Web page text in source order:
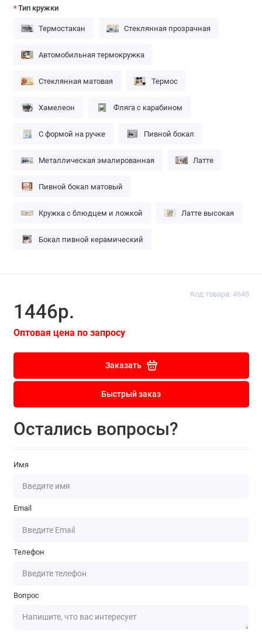
Код товара: 4645
1446р.
Оптовая цена по запросу
Заказать
Быстрый заказ
Остались вопросы?
Имя
Email
Телефон
Вопрос
Тип кружки
Термостакан Стеклянная прозрачная
Автомобильная термокружка
Стеклянная матовая Термос
Хамелеон Фляга с карабином
С формой на ручке Пивной бокал
Металлическая эмалированная Латте
Пивной бокал матовый
Кружка с блюдцем и ложкой Латте высокая
Бокал пивной керамический